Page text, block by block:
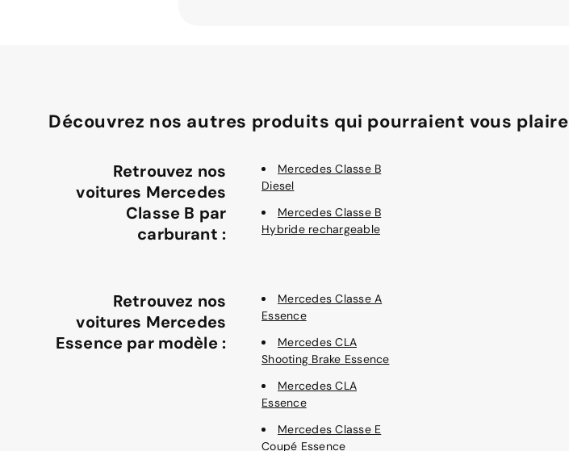
Découvrez nos autres produits qui pourraient vous plaire
Retrouvez nos
voitures Mercedes
Classe B par
carburant :
Mercedes Classe B
Diesel
Mercedes Classe B
Hybride rechargeable
Retrouvez nos
voitures Mercedes
Essence par modèle :
Mercedes Classe A
Essence
Mercedes CLA
Shooting Brake Essence
Mercedes CLA
Essence
Mercedes Classe E
Coupé Essence